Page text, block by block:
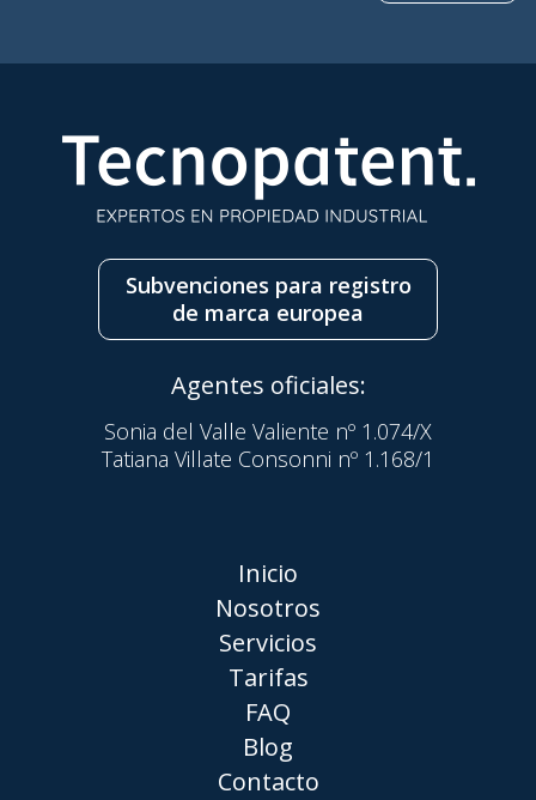
Subvenciones para registro
de marca europea
Agentes oficiales:
Sonia del Valle Valiente nº 1.074/X
Tatiana Villate Consonni nº 1.168/1
Inicio
Nosotros
Servicios
Tarifas
FAQ
Blog
Contacto